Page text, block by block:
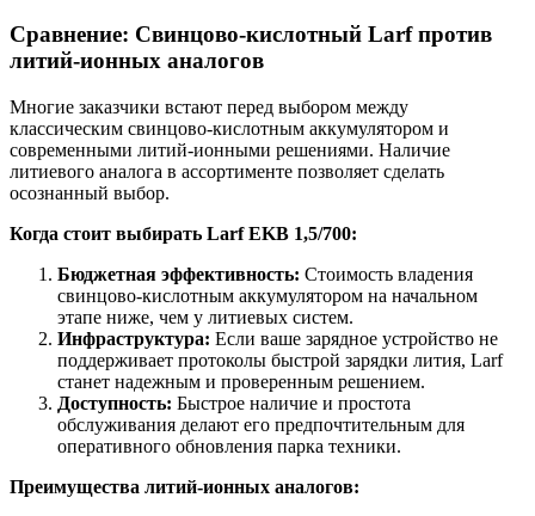
Сравнение: Свинцово-кислотный Larf против
литий-ионных аналогов
Многие заказчики встают перед выбором между
классическим свинцово-кислотным аккумулятором и
современными литий-ионными решениями. Наличие
литиевого аналога в ассортименте позволяет сделать
осознанный выбор.
Когда стоит выбирать Larf EKB 1,5/700:
Бюджетная эффективность: Стоимость владения
свинцово-кислотным аккумулятором на начальном
этапе ниже, чем у литиевых систем.
Инфраструктура: Если ваше зарядное устройство не
поддерживает протоколы быстрой зарядки лития, Larf
станет надежным и проверенным решением.
Доступность: Быстрое наличие и простота
обслуживания делают его предпочтительным для
оперативного обновления парка техники.
Преимущества литий-ионных аналогов: